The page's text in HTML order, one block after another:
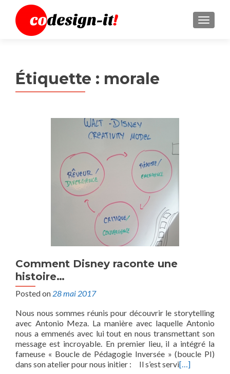
MENU
Étiquette : morale
Comment Disney raconte une
histoire…
Posted on 28 mai 2017
Nous nous sommes réunis pour découvrir le storytelling
avec Antonio Meza. La manière avec laquelle Antonio
nous a emmenés avec lui tout en nous transmettant son
message est incroyable. En premier lieu, il a intégré la
fameuse « Boucle de Pédagogie Inversée » (boucle PI)
dans son atelier pour nous initier : Il s’est servi[…]